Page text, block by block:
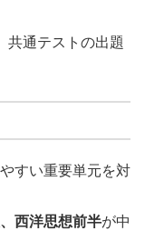
共通テストの出題
すい重要単元を対
西洋思想前半が中